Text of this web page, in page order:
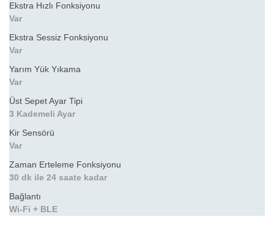
Ekstra Hızlı Fonksiyonu
Var
Ekstra Sessiz Fonksiyonu
Var
Yarım Yük Yıkama
Var
Üst Sepet Ayar Tipi
3 Kademeli Ayar
Kir Sensörü
Var
Zaman Erteleme Fonksiyonu
30 dk ile 24 saate kadar
Bağlantı
Wi-Fi + BLE